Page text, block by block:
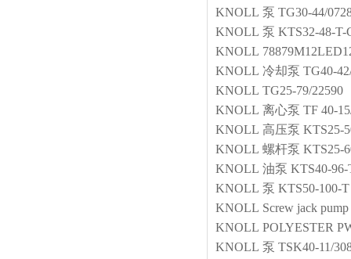
KNOLL 泵 TG30-44/
KNOLL 泵 KTS32-48-T-
KNOLL
KNOLL 冷却泵 TG40-
KNOLL TG25-79/22590
KNOLL 离心泵 TF 40-
KNOLL 高压泵 KTS25-
KNOLL 螺杆泵 KTS25-
KNOLL 油泵 KTS40-
KNOLL 泵 KTS50-100-T
KNOLL Screw jack pump
KNOLL POLYESTER
KNOLL 泵 TSK40-11/